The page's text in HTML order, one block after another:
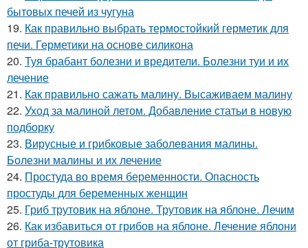
бытовых печей из чугуна
19. Как правильно выбрать термостойкий герметик для
печи. Герметики на основе силикона
20. Туя брабант болезни и вредители. Болезни туи и их
лечение
21. Как правильно сажать малину. Высаживаем малину
22. Уход за малиной летом. Добавление статьи в новую
подборку
23. Вирусные и грибковые заболевания малины.
Болезни малины и их лечение
24. Простуда во время беременности. Опасность
простуды для беременных женщин
25. Гриб трутовик на яблоне. Трутовик на яблоне. Лечим
26. Как избавиться от грибов на яблоне. Лечение яблони
от гриба-трутовика